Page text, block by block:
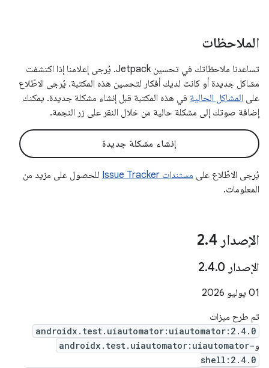
الملاحظات
تساعدنا ملاحظاتك في تحسين Jetpack. يُرجى إعلامنا إذا اكتشفت
مشاكل جديدة أو كانت لديك أفكار لتحسين هذه المكتبة. يُرجى الاطّلاع
على المشاكل الحالية في هذه المكتبة قبل إنشاء مشكلة جديدة. يمكنك
إضافة صوتك إلى مشكلة حالية من خلال النقر على زر النجمة.
إنشاء مشكلة جديدة
يُرجى الاطّلاع على مستندات Issue Tracker
للحصول على مزيد من
المعلومات.
الإصدار 2 .4
الإصدار 2 .4.0
‫01 يوليو 2026
تم طرح ميزات
androidx.test.uiautomator:uiautomator:2.4.0
وandroidx.test.uiautomator:uiautomator-
shell:2.4.0